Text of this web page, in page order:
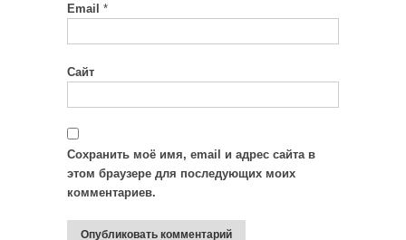
Email *
Сайт
Сохранить моё имя, email и адрес сайта в
этом браузере для последующих моих
комментариев.